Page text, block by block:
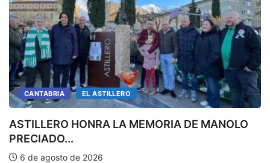
CANTABRIA EL ASTILLERO
ASTILLERO HONRA LA MEMORIA DE MANOLO
PRECIADO...
6 de agosto de 2026